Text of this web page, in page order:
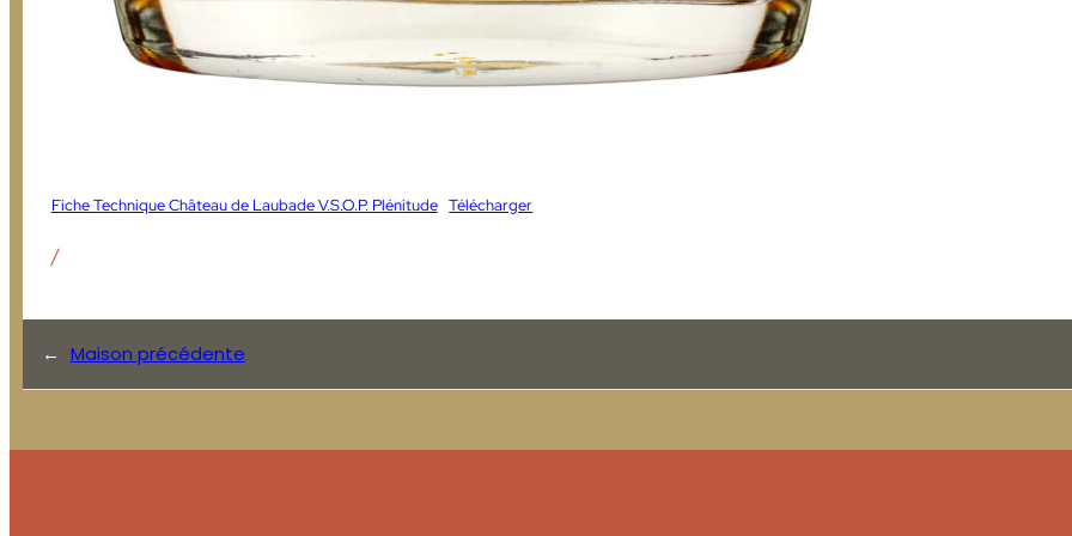
Fiche Technique Château de Laubade V.S.O.P. Plénitude Télécharger
/
← Maison précédente